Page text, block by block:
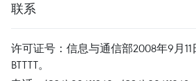
联系
许可证号：信息与通信部2008年9月11
BTTTT。